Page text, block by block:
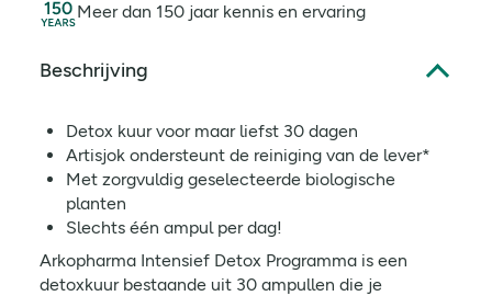
Meer dan 150 jaar kennis en ervaring
Beschrijving
Detox kuur voor maar liefst 30 dagen
Artisjok ondersteunt de reiniging van de lever*
Met zorgvuldig geselecteerde biologische
planten
Slechts één ampul per dag!
Arkopharma Intensief Detox Programma is een
detoxkuur bestaande uit 30 ampullen die je